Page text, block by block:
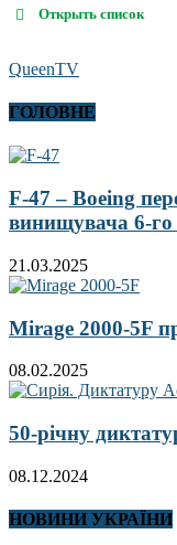
Открыть список
QueenTV
ГОЛОВНЕ
F-47 – Boeing
винищувача 6-го
21.03.2025
Mirage 2000-5F
08.02.2025
50-річну
08.12.2024
НОВИНИ УКРАЇНИ